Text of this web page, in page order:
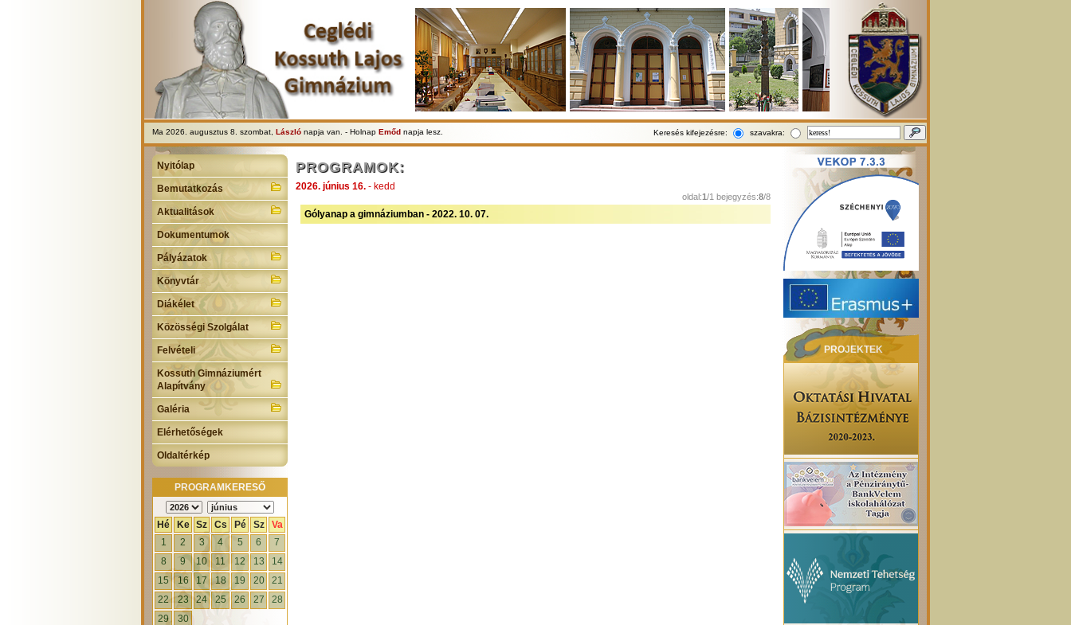
Ma 2026. augusztus 8. szombat, László napja van. - Holnap Emőd napja lesz. Keresés kifejezésre: szavakra:
Nyitólap
Bemutatkozás
Aktualitások
Dokumentumok
Pályázatok
Könyvtár
Diákélet
Közösségi Szolgálat
Felvételi
Kossuth Gimnáziumért
Alapítvány
Galéria
Elérhetőségek
Oldaltérkép
PROGRAMKERESŐ
Hé Ke Sz Cs Pé Sz
Va
1
2 3 4 5 6
7
8
9 10 11 12 13
14
15
16 17 18 19 20
21
22
23 24 25 26 27
28
29
30
PROGRAMOK:
2026. június 16. - kedd
oldal:1/1 bejegyzés:8/8
Gólyanap a gimnáziumban - 2022. 10. 07.
PROJEKTEK